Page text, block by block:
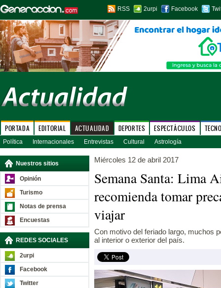
RSS 2urpi Facebook
PORTADA EDITORIAL ACTUALIDAD DEPORTES ESPECTÁCULOS
Política Internacionales Entrevistas Cultural Astrología
Nuestros sitios
Opinión
Turismo
Notas de prensa
Encuestas
REDES SOCIALES
2urpi
Facebook
Twitter
Miércoles 12 de abril 2017
Semana Santa: Lima
recomienda tomar
viajar
Con motivo del feriado largo, muchos
al interior o exterior del país.